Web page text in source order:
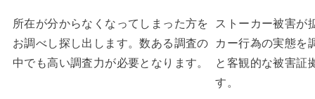
所在が分からなくなってしまった方を
お調べし探し出します。数ある調査の
中でも高い調査力が必要となります。
ストーカー被害が
カー行為の実態を
と客観的な被害証
す。